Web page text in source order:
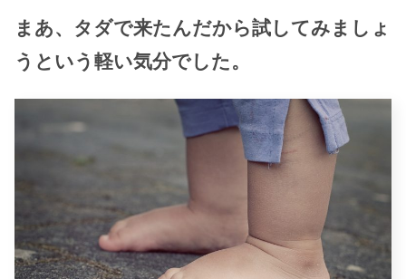
まあ、タダで来たんだから試してみましょ
うという軽い気分でした。